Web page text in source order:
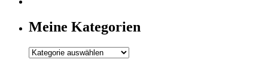
Meine Kategorien
Meine